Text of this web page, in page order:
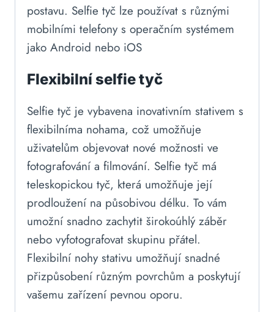
postavu. Selfie tyč lze používat s různými
mobilními telefony s operačním systémem
jako Android nebo iOS
Flexibilní selfie tyč
Selfie tyč je vybavena inovativním stativem s
flexibilníma nohama, což umožňuje
uživatelům objevovat nové možnosti ve
fotografování a filmování. Selfie tyč má
teleskopickou tyč, která umožňuje její
prodloužení na působivou délku. To vám
umožní snadno zachytit širokoúhlý záběr
nebo vyfotografovat skupinu přátel.
Flexibilní nohy stativu umožňují snadné
přizpůsobení různým povrchům a poskytují
vašemu zařízení pevnou oporu.